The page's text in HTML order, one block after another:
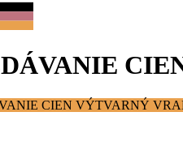
CIEN VÝTVARNÝ